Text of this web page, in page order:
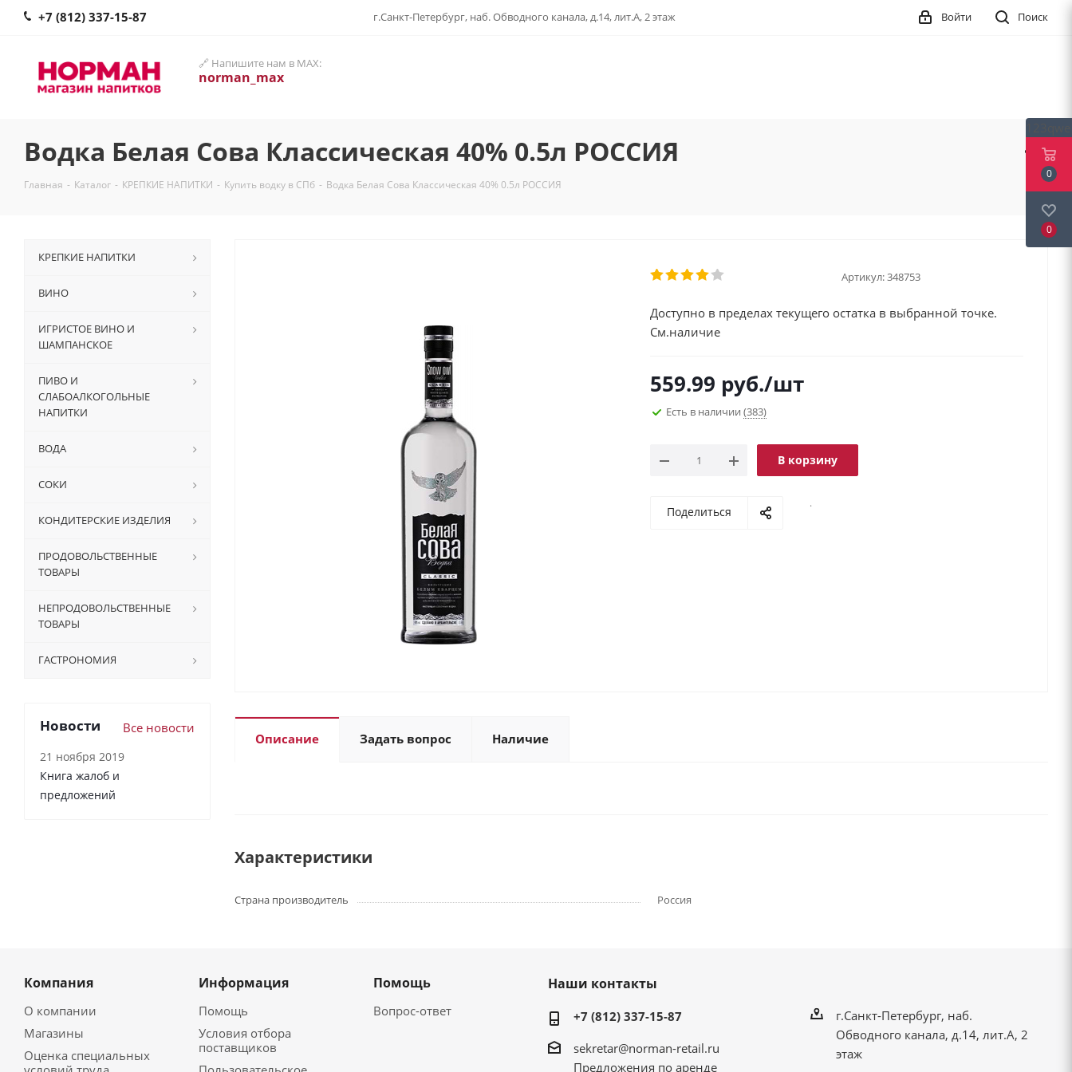
+7 (812) 337-15-87 г.Санкт-Петербург, наб. Обводного канала, д.14, лит.А, 2 этаж Поиск
Войти
🔗 Напишите нам в MAX:
norman_max
Водка Белая Сова Классическая 40% 0.5л РОССИЯ
Главная - Каталог - КРЕПКИЕ НАПИТКИ - Купить водку в СПб - Водка Белая Сова Классическая 40% 0.5л РОССИЯ
Артикул:348753
Доступно в пределах текущего остатка в выбранной точке.
См.наличие
559.99 руб./шт
Есть в наличии (383)
В корзину
Поделиться
.
Описание Задать вопрос Наличие
Характеристики
Страна производитель Россия
КРЕПКИЕ НАПИТКИ
ВИНО
ИГРИСТОЕ ВИНО И
ШАМПАНСКОЕ
ПИВО И
СЛАБОАЛКОГОЛЬНЫЕ
НАПИТКИ
ВОДА
СОКИ
КОНДИТЕРСКИЕ ИЗДЕЛИЯ
ПРОДОВОЛЬСТВЕННЫЕ
ТОВАРЫ
НЕПРОДОВОЛЬСТВЕННЫЕ
ТОВАРЫ
ГАСТРОНОМИЯ
Новости Все новости
21 ноября 2019
Книга жалоб и
предложений
Компания
О компании
Магазины
Оценка специальных
Информация
Помощь
Условия отбора
поставщиков
Помощь
Вопрос-ответ
Наши контакты
+7 (812) 337-15-87
sekretar@norman-retail.ru
Предложения по аренде
г.Санкт-Петербург, наб.
Обводного канала, д.14, лит.А, 2
этаж
0
0